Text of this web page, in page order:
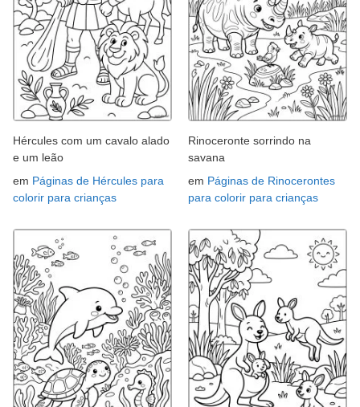
Hércules com um cavalo alado
e um leão
em Páginas de Hércules para
colorir para crianças
Rinoceronte sorrindo na
savana
em Páginas de Rinocerontes
para colorir para crianças